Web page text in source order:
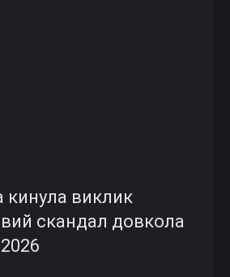
виклик
скандал довкола